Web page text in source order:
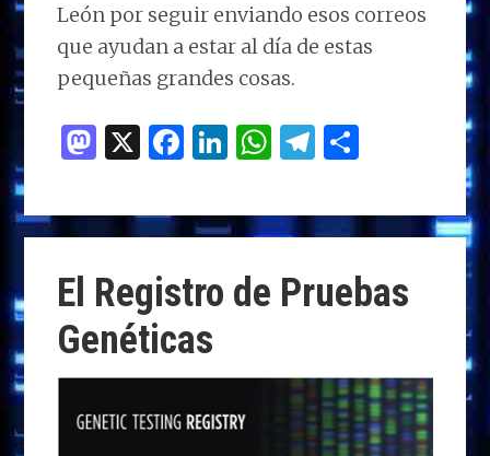
León por seguir enviando esos correos
que ayudan a estar al día de estas
pequeñas grandes cosas.
M
to
d
o
n
X F
ce
b
o
o
k
Li
k
e
dI
n
W
at
s
A
p
T
e
g
ra
m
m
p
ar
ti
El Registro de Pruebas
Genéticas